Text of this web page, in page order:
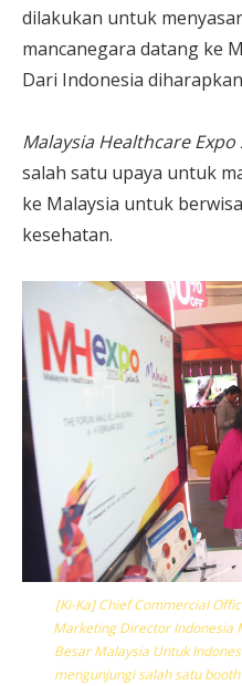
dilakukan untuk
mancanegara datang ke
Dari Indonesia
Malaysia Healthcare Expo
salah satu upaya untuk
ke Malaysia untuk
kesehatan.
[Ki-Ka] Chief Commercial
Marketing Director Indonesia
Besar Malaysia Untuk
mengunjungi salah satu